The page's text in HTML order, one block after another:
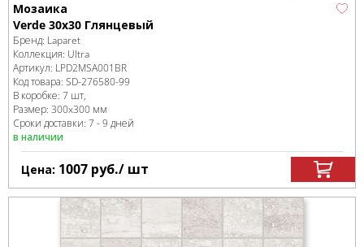
Мозаика
Verde 30х30 Глянцевый
Бренд: Laparet
Коллекция: Ultra
Артикул: LPD2MSA001BR
Код товара: SD-276580-99
В коробке: 7 шт,
Размер: 300x300 мм
Сроки доставки: 7 - 9 дней
в наличии
Цена: 1007 руб./ шт